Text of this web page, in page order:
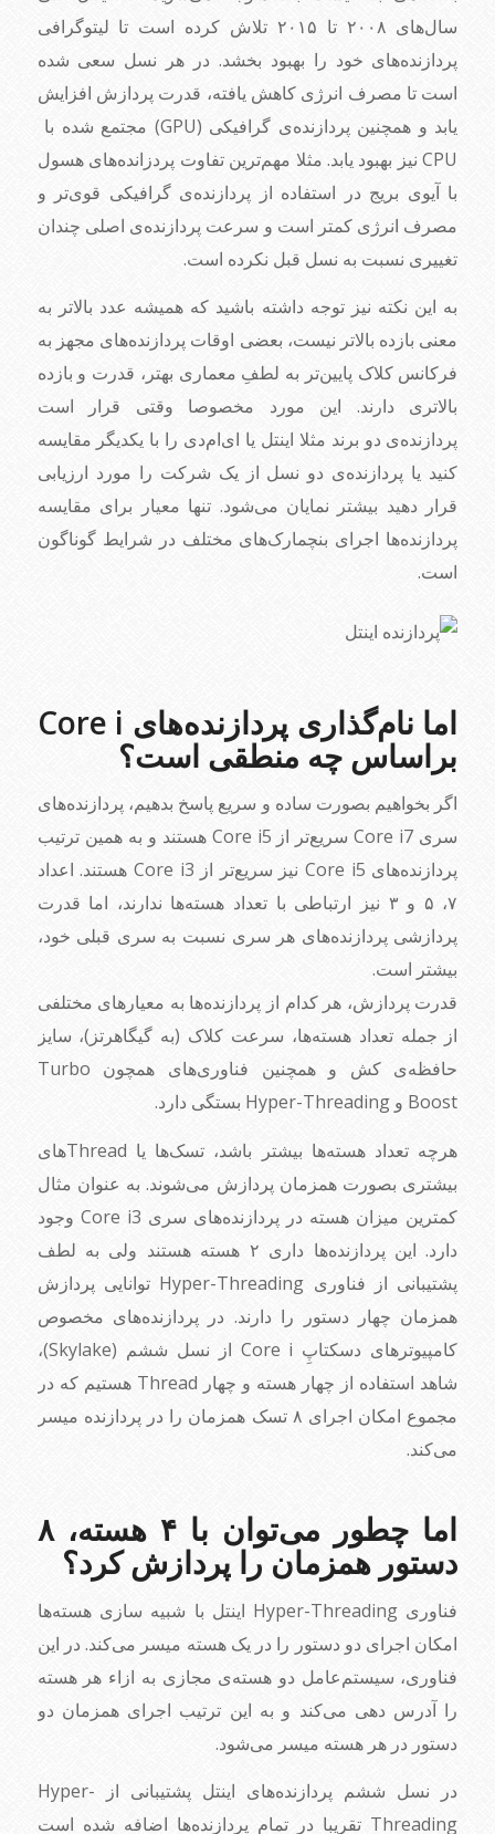
سال‌های ۲۰۰۸ تا ۲۰۱۵ تلاش کرده است تا لیتوگرافی
پردازنده‌های خود را بهبود بخشد. در هر نسل سعی شده
است تا مصرف انرژی کاهش یافته، قدرت پردازش افزایش
یابد و همچنین پردازنده‌ی گرافیکی (GPU) مجتمع شده با
CPU نیز بهبود یابد. مثلا مهم‌ترین تفاوت پردزانده‌های هسول
با آیوی بریج در استفاده از پردازنده‌ی گرافیکی قوی‌تر و
مصرف انرژی کمتر است و سرعت پردازنده‌ی اصلی چندان
تغییری نسبت به نسل قبل نکرده است.
به این نکته نیز توجه داشته باشید که همیشه عدد بالاتر به
معنی بازده بالاتر نیست، بعضی اوقات پردازنده‌های مجهز به
فرکانس کلاک پایین‌تر به لطفِ معماری بهتر، قدرت و بازده
بالاتری دارند. این مورد مخصوصا وقتی قرار است
پردازنده‌ی دو برند مثلا اینتل یا ای‌ام‌دی را با یکدیگر مقایسه
کنید یا پردازنده‌ی دو نسل از یک شرکت را مورد ارزیابی
قرار دهید بیشتر نمایان می‌شود. تنها معیار برای مقایسه
پردازنده‌ها اجرای بنچمارک‌های مختلف در شرایط گوناگون
است.
اما نام‌گذاری پردازنده‌های Core i
براساس چه منطقی است؟
اگر بخواهیم بصورت ساده و سریع پاسخ بدهیم، پردازنده‌های
سری Core i7 سریع‌تر از Core i5 هستند و به همین ترتیب
پردازنده‌های Core i5 نیز سریع‌تر از Core i3 هستند. اعداد
۷، ۵ و ۳ نیز ارتباطی با تعداد هسته‌ها ندارند، اما قدرت
پردازشی پردازنده‌های هر سری نسبت به سری قبلی خود،
بیشتر است.
قدرت پردازش، هر کدام از پردازنده‌ها به معیارهای مختلفی
از جمله تعداد هسته‌ها، سرعت کلاک (به گیگاهرتز)، سایز
حافظه‌ی کش و همچنین فناوری‌های همچون Turbo
Boost و Hyper-Threading بستگی دارد.
هرچه تعداد هسته‌ها بیشتر باشد، تسک‌ها یا Threadهای
بیشتری بصورت همزمان پردازش می‌شوند. به عنوان مثال
کمترین میزان هسته در پردازنده‌های سری Core i3 وجود
دارد. این پردازنده‌ها داری ۲ هسته هستند ولی به لطف
پشتیبانی از فناوری Hyper-Threading توانایی پردازش
همزمان چهار دستور را دارند. در پردازنده‌های مخصوص
کامپیوترهای دسکتاپِ Core i از نسل ششم (Skylake)،
شاهد استفاده از چهار هسته و چهار Thread هستیم که در
مجموع امکان اجرای ۸ تسک همزمان را در پردازنده میسر
می‌کند.
اما چطور می‌توان با ۴ هسته، ۸
دستور همزمان را پردازش کرد؟
فناوری Hyper-Threading اینتل با شبیه سازی هسته‌ها
امکان اجرای دو دستور را در یک هسته میسر می‌کند. در این
فناوری، سیستم‌عامل دو هسته‌ی مجازی به ازاء هر هسته
را آدرس دهی می‌کند و به این ترتیب اجرای همزمان دو
دستور در هر هسته میسر می‌شود.
در نسل ششم پردازنده‌های اینتل پشتیبانی از Hyper-
Threading تقریبا در تمام پردازنده‌ها اضافه شده است